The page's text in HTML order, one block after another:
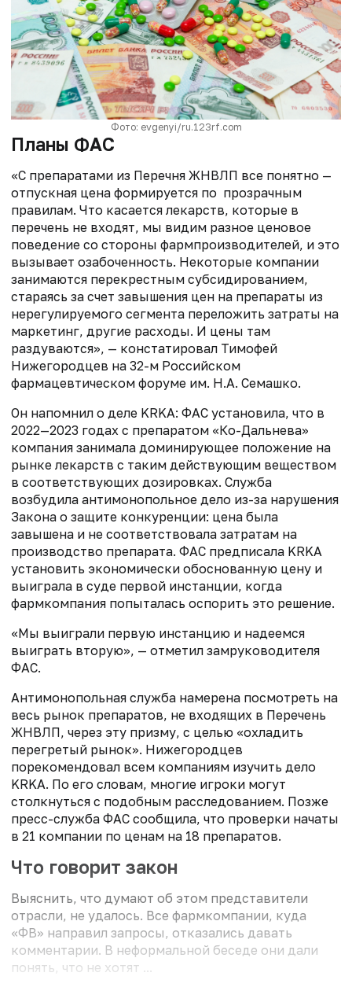
Фото: evgenyi/ru.123rf.com
Планы ФАС
«С препаратами из Перечня ЖНВЛП все понятно —
отпускная цена формируется по прозрачным
правилам. Что касается лекарств, которые в
перечень не входят, мы видим разное ценовое
поведение со стороны фармпроизводителей, и это
вызывает озабоченность. Некоторые компании
занимаются перекрестным субсидированием,
стараясь за счет завышения цен на препараты из
нерегулируемого сегмента переложить затраты на
маркетинг, другие расходы. И цены там
раздуваются», — констатировал Тимофей
Нижегородцев на 32-м Российском
фармацевтическом форуме им. Н.А. Семашко.
Он напомнил о деле KRKA: ФАС установила, что в
2022—2023 годах с препаратом «Ко-Дальнева»
компания занимала доминирующее положение на
рынке лекарств с таким действующим веществом
в соответствующих дозировках. Служба
возбудила антимонопольное дело из-за нарушения
Закона о защите конкуренции: цена была
завышена и не соответствовала затратам на
производство препарата. ФАС предписала KRKA
установить экономически обоснованную цену и
выиграла в суде первой инстанции, когда
фармкомпания попыталась оспорить это решение.
«Мы выиграли первую инстанцию и надеемся
выиграть вторую», — отметил замруководителя
ФАС.
Антимонопольная служба намерена посмотреть на
весь рынок препаратов, не входящих в Перечень
ЖНВЛП, через эту призму, с целью «охладить
перегретый рынок». Нижегородцев
порекомендовал всем компаниям изучить дело
KRKA. По его словам, многие игроки могут
столкнуться с подобным расследованием. Позже
пресс-служба ФАС сообщила, что проверки начаты
в 21 компании по ценам на 18 препаратов.
Что говорит закон
Выяснить, что думают об этом представители
отрасли, не удалось. Все фармкомпании, куда
«ФВ» направил запросы, отказались давать
комментарии. В неформальной беседе они дали
понять, что не хотят ...